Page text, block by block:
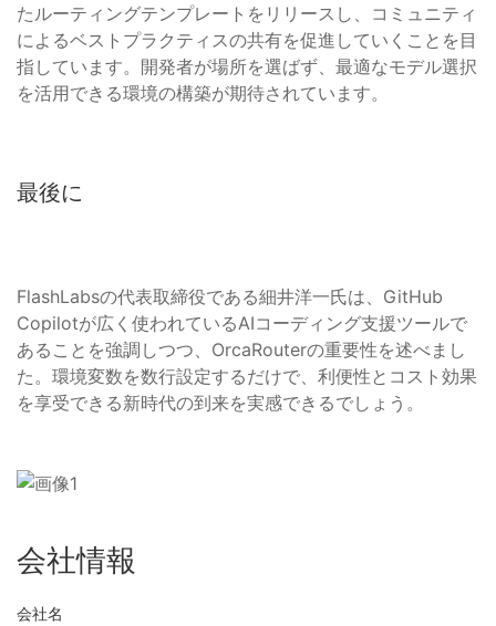
たルーティングテンプレートをリリースし、コミュニティ
によるベストプラクティスの共有を促進していくことを目
指しています。開発者が場所を選ばず、最適なモデル選択
を活用できる環境の構築が期待されています。
最後に
FlashLabsの代表取締役である細井洋一氏は、GitHub
Copilotが広く使われているAIコーディング支援ツールで
あることを強調しつつ、OrcaRouterの重要性を述べまし
た。環境変数を数行設定するだけで、利便性とコスト効果
を享受できる新時代の到来を実感できるでしょう。
会社情報
会社名